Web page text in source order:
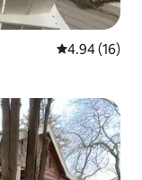
平均评分
4.94 (16)